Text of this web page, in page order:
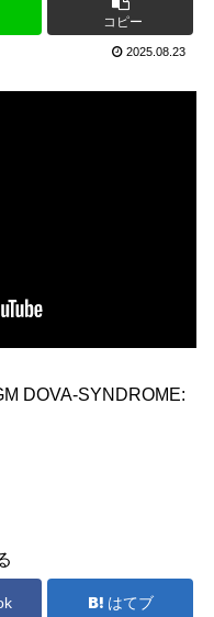
コピー
2025.08.23
DOVA-SYNDROME:
はてブ